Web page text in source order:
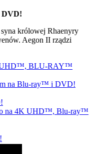
DVD!
królowej Rhaenyry
Aegon II rządzi
UHD™, BLU-RAY™
na Blu-ray™ i DVD!
na 4K UHD™, Blu-ray™